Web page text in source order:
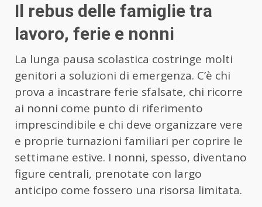
Il rebus delle famiglie tra
lavoro, ferie e nonni
La lunga pausa scolastica costringe molti
genitori a soluzioni di emergenza. C’è chi
prova a incastrare ferie sfalsate, chi ricorre
ai nonni come punto di riferimento
imprescindibile e chi deve organizzare vere
e proprie turnazioni familiari per coprire le
settimane estive. I nonni, spesso, diventano
figure centrali, prenotate con largo
anticipo come fossero una risorsa limitata.